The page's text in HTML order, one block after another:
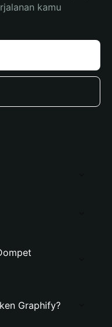
kamu
Graphify?